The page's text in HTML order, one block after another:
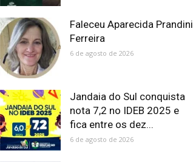
Faleceu Aparecida Prandini
Ferreira
6 de agosto de 2026
Jandaia do Sul conquista
nota 7,2 no IDEB 2025 e
fica entre os dez...
6 de agosto de 2026